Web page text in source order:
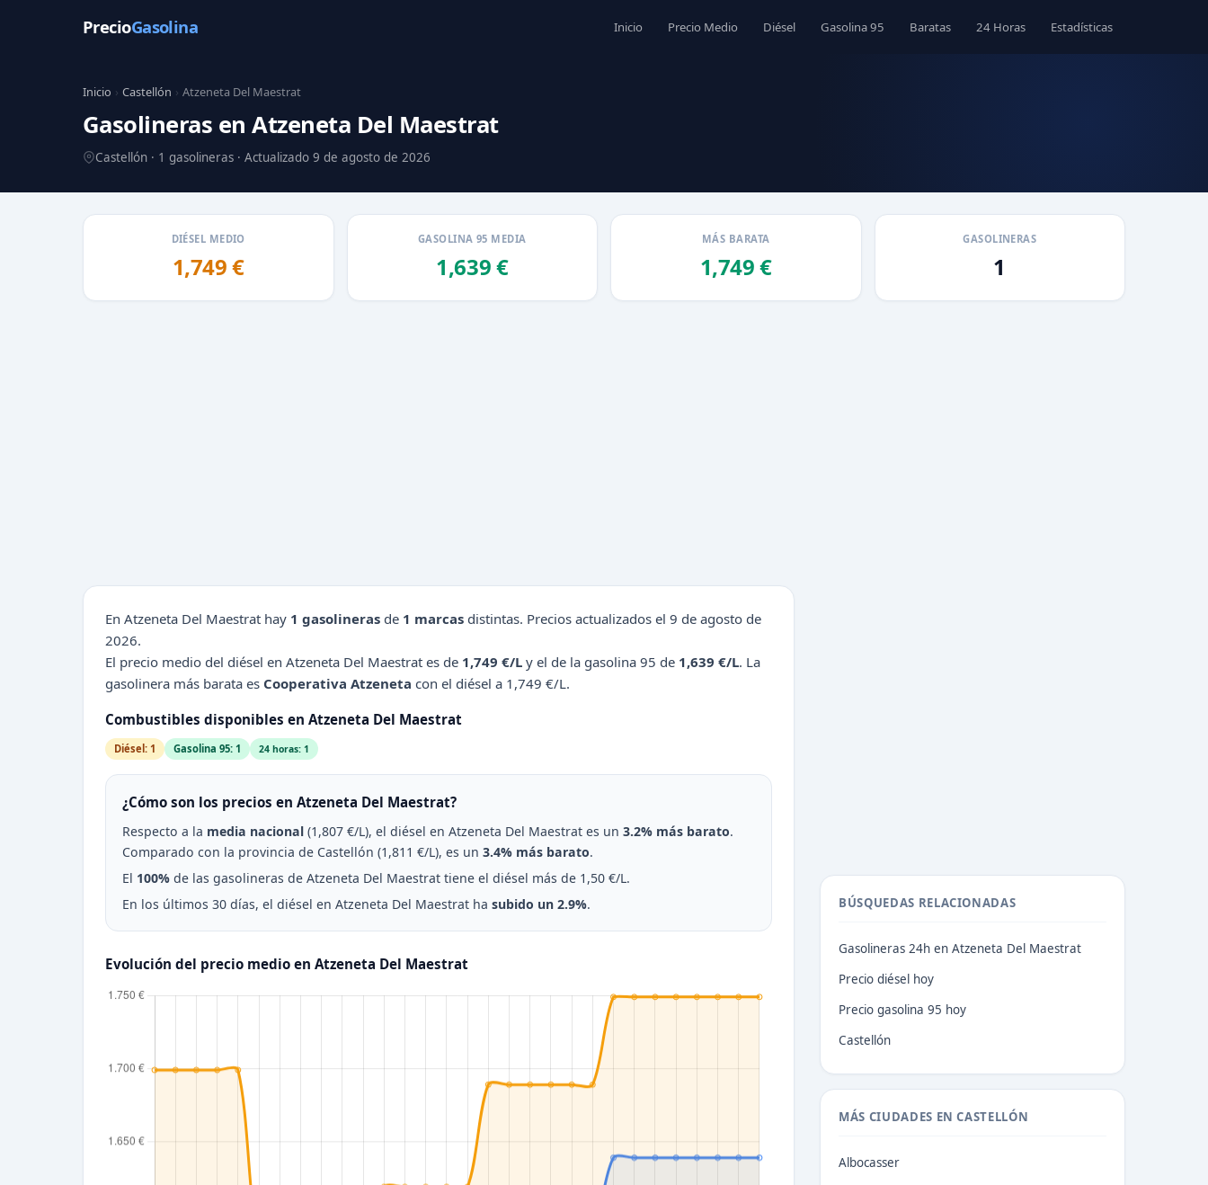
PrecioGasolina Inicio Precio Medio Diésel Gasolina 95 Baratas 24 Horas Estadísticas
Inicio › Castellón › Atzeneta Del Maestrat
Gasolineras en Atzeneta Del Maestrat
Castellón · 1 gasolineras · Actualizado 9 de agosto de 2026
DIÉSEL MEDIO
1,749 €
GASOLINA 95 MEDIA
1,639 €
MÁS BARATA
1,749 €
GASOLINERAS
1
En Atzeneta Del Maestrat hay 1 gasolineras de 1 marcas distintas. Precios actualizados el 9 de agosto de
2026.
El precio medio del diésel en Atzeneta Del Maestrat es de 1,749 €/L y el de la gasolina 95 de 1,639 €/L. La
gasolinera más barata es Cooperativa Atzeneta con el diésel a 1,749 €/L.
Combustibles disponibles en Atzeneta Del Maestrat
Diésel: 1 Gasolina 95: 1 24 horas: 1
¿Cómo son los precios en Atzeneta Del Maestrat?
Respecto a la media nacional (1,807 €/L), el diésel en Atzeneta Del Maestrat es un 3.2% más barato.
Comparado con la provincia de Castellón (1,811 €/L), es un 3.4% más barato.
El 100% de las gasolineras de Atzeneta Del Maestrat tiene el diésel más de 1,50 €/L.
En los últimos 30 días, el diésel en Atzeneta Del Maestrat ha subido un 2.9%.
Evolución del precio medio en Atzeneta Del Maestrat
BÚSQUEDAS RELACIONADAS
Gasolineras 24h en Atzeneta Del Maestrat
Precio diésel hoy
Precio gasolina 95 hoy
Castellón
MÁS CIUDADES EN CASTELLÓN
Albocasser